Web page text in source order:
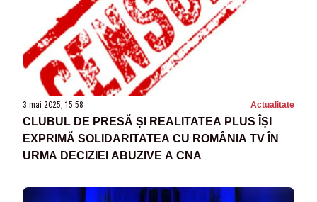
3 mai 2025, 15:58 Actualitate
CLUBUL DE PRESĂ ȘI REALITATEA PLUS ÎȘI
EXPRIMĂ SOLIDARITATEA CU ROMÂNIA TV ÎN
URMA DECIZIEI ABUZIVE A CNA